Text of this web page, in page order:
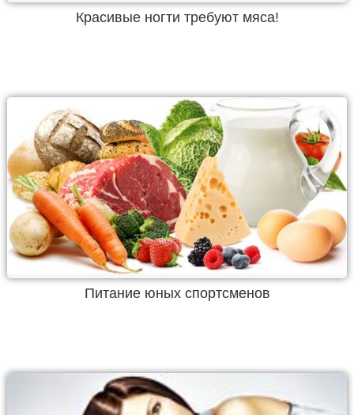
Красивые ногти требуют мяса!
Питание юных спортсменов